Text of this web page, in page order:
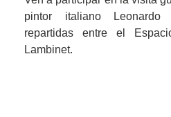
pintor italiano Leonardo
repartidas entre el
Lambinet.